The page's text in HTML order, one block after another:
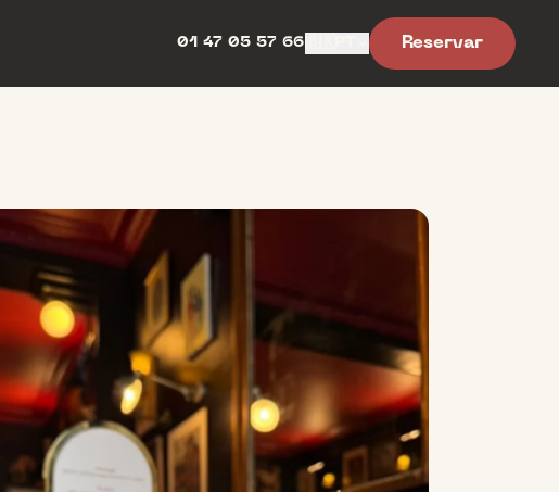
01 47 05 57 66 Reservar